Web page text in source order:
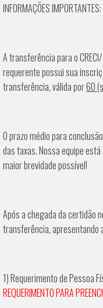
INFORMAÇÕES IMPORTANTES:
A transferência para o
requerente possui sua
transferência, válida por60
O prazo médio para
das taxas. Nossa equipe
maior brevidade possível!
Após a chegada da certidão
transferência, apresentando
1) Requerimento de Pessoa
REQUERIMENTO PARA